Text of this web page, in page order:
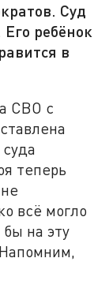
Суд
ребёнок
в
СВО с
теперь
всё могло
на эту